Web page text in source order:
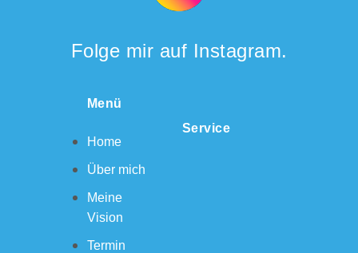
Folge mir auf Instagram.
Menü
Home
Über mich
Meine
Vision
Termin
Service